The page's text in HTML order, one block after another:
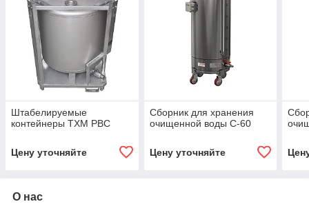
Штабелируемые
контейнеры ТХМ РВС
Цену уточняйте
Сборник для хранения
очищенной воды С-60
Цену уточняйте
О нас